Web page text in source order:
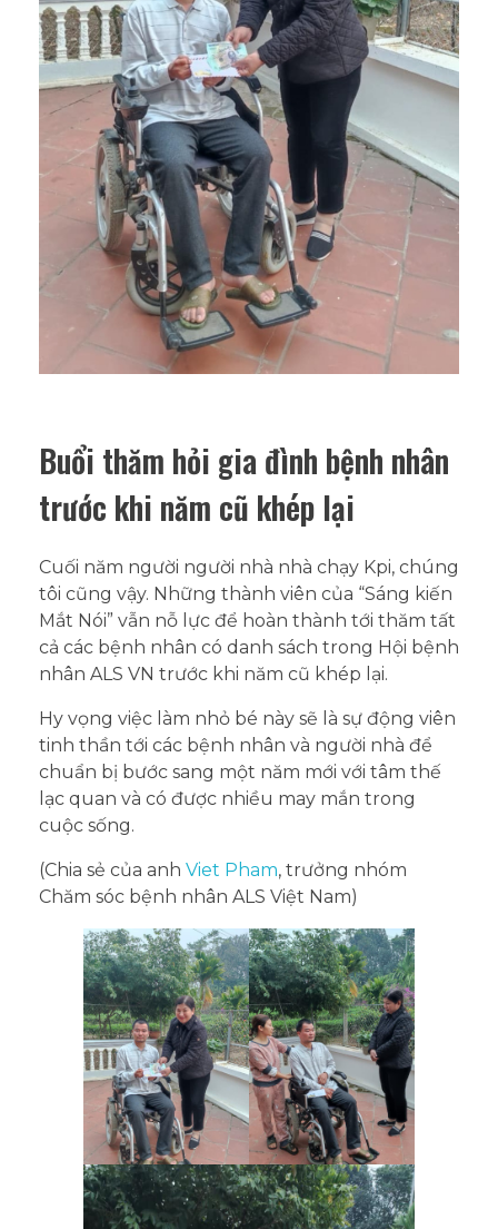
Buổi thăm hỏi gia đình bệnh nhân
trước khi năm cũ khép lại
Cuối năm người người nhà nhà chạy Kpi, chúng
tôi cũng vậy. Những thành viên của “Sáng kiến
Mắt Nói” vẫn nỗ lực để hoàn thành tới thăm tất
cả các bệnh nhân có danh sách trong Hội bệnh
nhân ALS VN trước khi năm cũ khép lại.
Hy vọng việc làm nhỏ bé này sẽ là sự động viên
tinh thần tới các bệnh nhân và người nhà để
chuẩn bị bước sang một năm mới với tâm thế
lạc quan và có được nhiều may mắn trong
cuộc sống.
(Chia sẻ của anh Viet Pham, trưởng nhóm
Chăm sóc bệnh nhân ALS Việt Nam)